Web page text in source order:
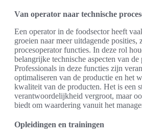
Van operator naar technische
Een operator in de foodsector heeft
groeien naar meer uitdagende posities,
procesoperator functies. In deze rol
belangrijke technische aspecten van de
Professionals in deze functies zijn
optimaliseren van de productie en het
kwaliteit van de producten. Het is een
verantwoordelijkheid vergroot, maar
biedt om waardering vanuit het
Opleidingen en trainingen